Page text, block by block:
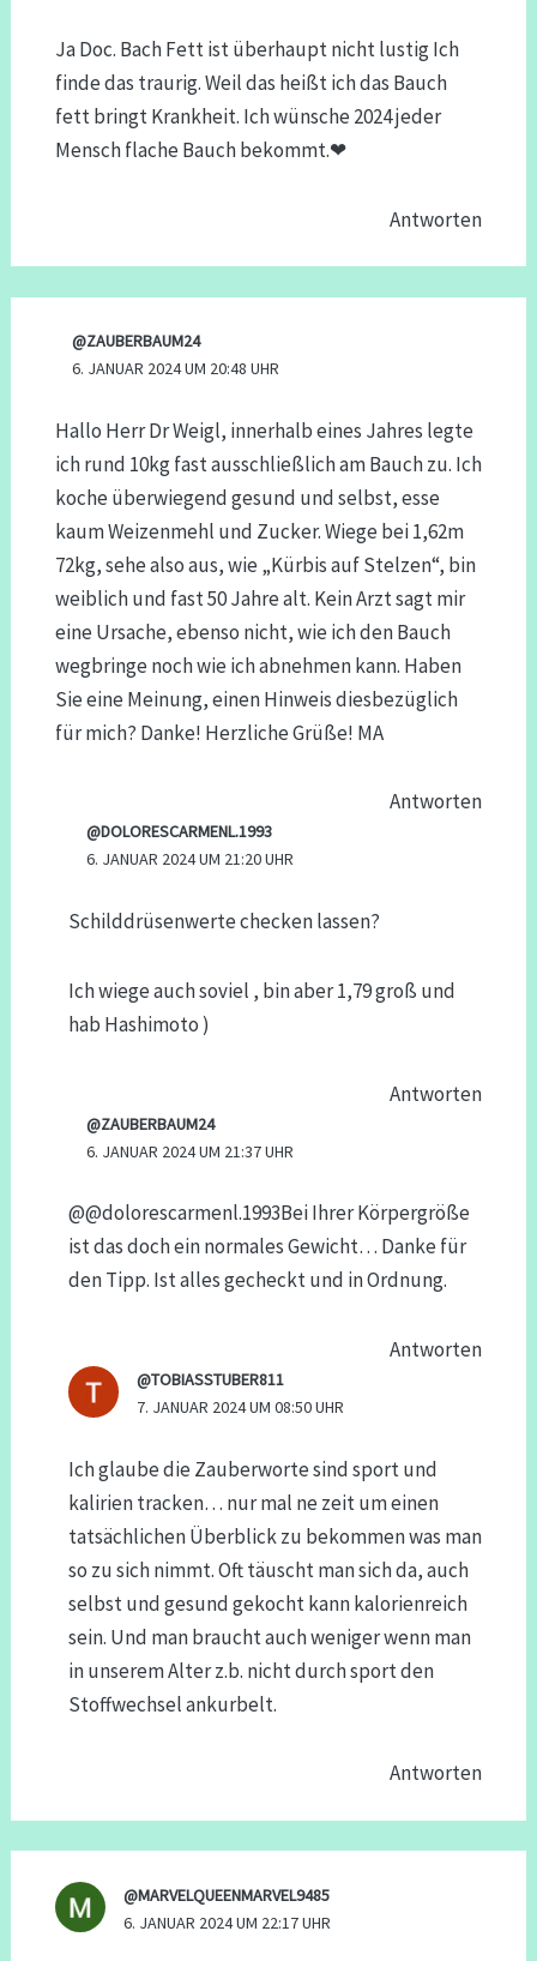
Ja Doc. Bach Fett ist überhaupt nicht lustig Ich
finde das traurig. Weil das heißt ich das Bauch
fett bringt Krankheit. Ich wünsche 2024 jeder
Mensch flache Bauch bekommt.❤
Antworten
@ZAUBERBAUM24
6. JANUAR 2024 UM 20:48 UHR
Hallo Herr Dr Weigl, innerhalb eines Jahres legte
ich rund 10kg fast ausschließlich am Bauch zu. Ich
koche überwiegend gesund und selbst, esse
kaum Weizenmehl und Zucker. Wiege bei 1,62m
72kg, sehe also aus, wie „Kürbis auf Stelzen“, bin
weiblich und fast 50 Jahre alt. Kein Arzt sagt mir
eine Ursache, ebenso nicht, wie ich den Bauch
wegbringe noch wie ich abnehmen kann. Haben
Sie eine Meinung, einen Hinweis diesbezüglich
für mich? Danke! Herzliche Grüße! MA
Antworten
@DOLORESCARMENL.1993
6. JANUAR 2024 UM 21:20 UHR
Schilddrüsenwerte checken lassen?
Ich wiege auch soviel , bin aber 1,79 groß und
hab Hashimoto )
Antworten
@ZAUBERBAUM24
6. JANUAR 2024 UM 21:37 UHR
​@@dolorescarmenl.1993Bei Ihrer Körpergröße
ist das doch ein normales Gewicht… Danke für
den Tipp. Ist alles gecheckt und in Ordnung.
Antworten
@TOBIASSTUBER811
7. JANUAR 2024 UM 08:50 UHR
Ich glaube die Zauberworte sind sport und
kalirien tracken… nur mal ne zeit um einen
tatsächlichen Überblick zu bekommen was man
so zu sich nimmt. Oft täuscht man sich da, auch
selbst und gesund gekocht kann kalorienreich
sein. Und man braucht auch weniger wenn man
in unserem Alter z.b. nicht durch sport den
Stoffwechsel ankurbelt.
Antworten
@MARVELQUEENMARVEL9485
6. JANUAR 2024 UM 22:17 UHR